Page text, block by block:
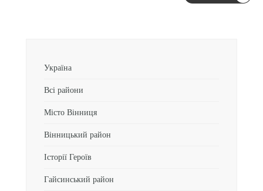
Україна
Всі райони
Місто Вінниця
Вінницький район
Історії Героїв
Гайсинський район